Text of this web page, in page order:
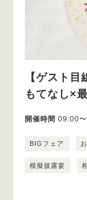
【ゲスト
もてなし×
開催時間 09:00
BIGフェア
模擬披露宴